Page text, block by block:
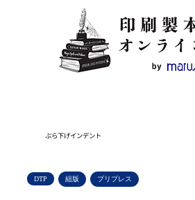
ぶら下げインデント
DTP 組版 プリプレス